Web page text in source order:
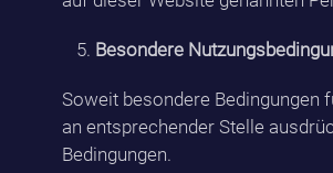
Besondere
Soweit besondere Bedingungen
an entsprechender Stelle
Bedingungen.